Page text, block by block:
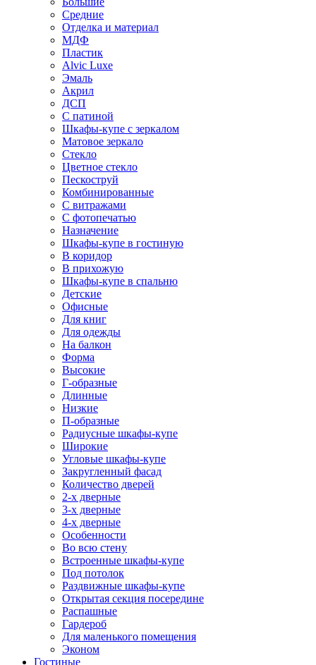
Средние
Отделка и материал
МДФ
Пластик
Alvic Luxe
Эмаль
Акрил
ДСП
С патиной
Шкафы-купе с зеркалом
Матовое зеркало
Стекло
Цветное стекло
Пескоструй
Комбинированные
С витражами
С фотопечатью
Назначение
Шкафы-купе в гостиную
В коридор
В прихожую
Шкафы-купе в спальню
Детские
Офисные
Для книг
Для одежды
На балкон
Форма
Высокие
Г-образные
Длинные
Низкие
П-образные
Радиусные шкафы-купе
Широкие
Угловые шкафы-купе
Закругленный фасад
Количество дверей
2-х дверные
3-х дверные
4-х дверные
Особенности
Во всю стену
Встроенные шкафы-купе
Под потолок
Раздвижные шкафы-купе
Открытая секция посередине
Распашные
Гардероб
Для маленького помещения
Эконом
Гостиные